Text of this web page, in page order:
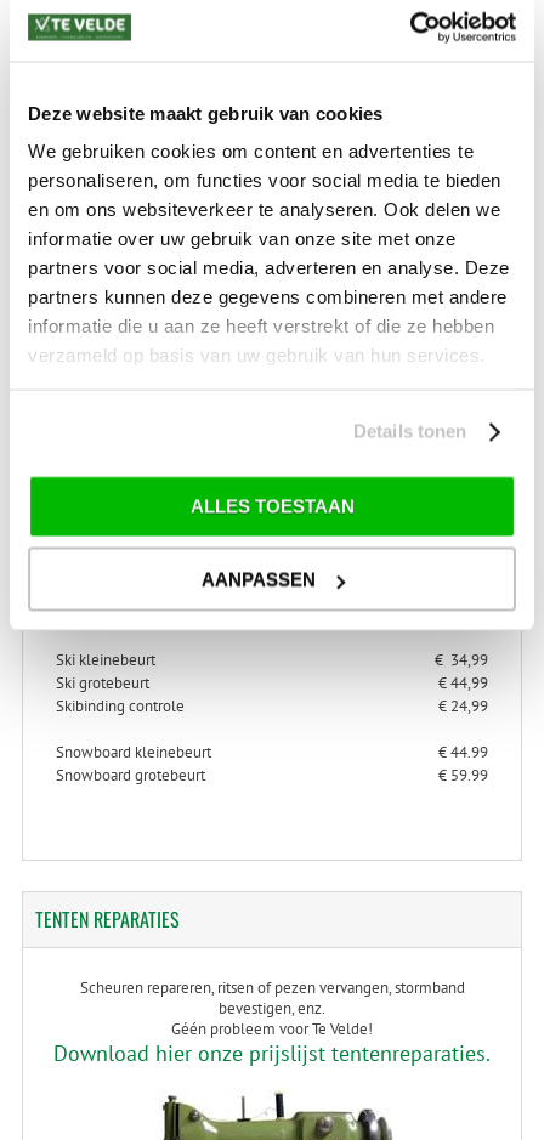
Deze website maakt gebruik van cookies
We gebruiken cookies om content en advertenties te
personaliseren, om functies voor social media te bieden
en om ons websiteverkeer te analyseren. Ook delen we
informatie over uw gebruik van onze site met onze
partners voor social media, adverteren en analyse. Deze
partners kunnen deze gegevens combineren met andere
informatie die u aan ze heeft verstrekt of die ze hebben
verzameld op basis van uw gebruik van hun services.
Details tonen
ALLES TOESTAAN
AANPASSEN
*) Voor grotere pakketverzendingen en bijzondere (buitenland) bestemmingen kunnen
Waar is ons bedrijf gevestigd?
Drentse Poort 7
Nieuw Buinen (Stadskanaal)
+31 (0) 599-613946
info@tevelde.nl
Schrijf je in voor onze nieuwsbrief!
ONDERHOUD
> Alles over ski- en snowboard onderhoud
> Alles over ski-binding controle
Ski kleinebeurt
€ 34,99
Ski grotebeurt
€ 44,99
Skibinding controle
€ 24,99
Snowboard kleinebeurt
€ 44.99
Snowboard grotebeurt
€ 59.99
TENTENREPARATIES
Scheuren repareren, ritsen of pezen vervangen, stormband
bevestigen, enz.
Géén probleem voor Te Velde!
Download hier onze prijslijst tentenreparaties.